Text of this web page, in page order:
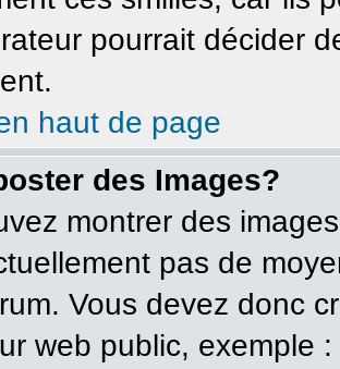
pourrait décider
haut de page
des Images?
montrer des
pas de
Vous devez donc
web public, exemple